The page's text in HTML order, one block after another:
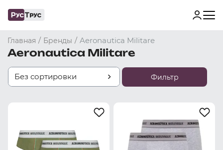
Главная / Бренды / Aeronautica Militare
Aeronautica Militare
Без сортировки Фильтр